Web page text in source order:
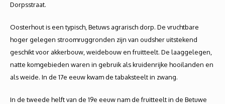
Dorpsstraat.
Oosterhout is een typisch, Betuws agrarisch dorp. De vruchtbare
hoger gelegen stroomruggronden zijn van oudsher uitstekend
geschikt voor akkerbouw, weidebouw en fruitteelt. De laaggelegen,
natte komgebieden waren in gebruik als kruidenrijke hooilanden en
als weide. In de 17e eeuw kwam de tabaksteelt in zwang.
In de tweede helft van de 19e eeuw nam de fruitteelt in de Betuwe